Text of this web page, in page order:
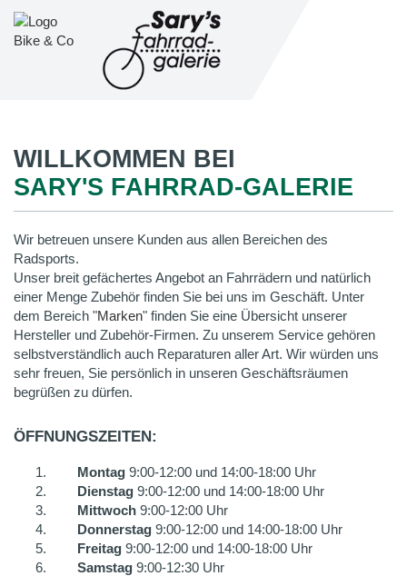
WILLKOMMEN BEI
SARY'S FAHRRAD-GALERIE
Wir betreuen unsere Kunden aus allen Bereichen des
Radsports.
Unser breit gefächertes Angebot an Fahrrädern und natürlich
einer Menge Zubehör finden Sie bei uns im Geschäft. Unter
dem Bereich "Marken" finden Sie eine Übersicht unserer
Hersteller und Zubehör-Firmen. Zu unserem Service gehören
selbstverständlich auch Reparaturen aller Art. Wir würden uns
sehr freuen, Sie persönlich in unseren Geschäftsräumen
begrüßen zu dürfen.
ÖFFNUNGSZEITEN:
Montag 9:00-12:00 und 14:00-18:00 Uhr
Dienstag 9:00-12:00 und 14:00-18:00 Uhr
Mittwoch 9:00-12:00 Uhr
Donnerstag 9:00-12:00 und 14:00-18:00 Uhr
Freitag 9:00-12:00 und 14:00-18:00 Uhr
Samstag 9:00-12:30 Uhr